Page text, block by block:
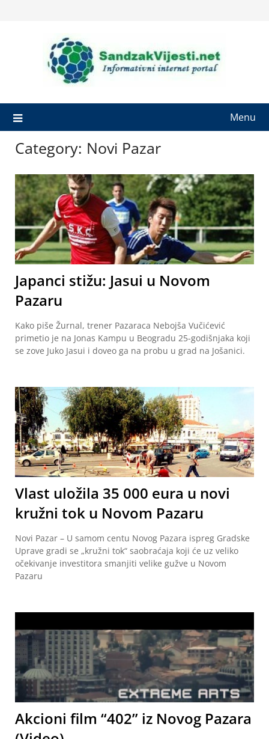
Menu
Category: Novi Pazar
Japanci stižu: Jasui u Novom
Pazaru
Kako piše Žurnal, trener Pazaraca Nebojša Vučićević
primetio je na Jonas Kampu u Beogradu 25-godišnjaka koji
se zove Juko Jasui i doveo ga na probu u grad na Jošanici.
Vlast uložila 35 000 eura u novi
kružni tok u Novom Pazaru
Novi Pazar – U samom centu Novog Pazara ispreg Gradske
Uprave gradi se „kružni tok“ saobraćaja koji će uz veliko
očekivanje investitora smanjiti velike gužve u Novom
Pazaru
Akcioni film “402” iz Novog Pazara